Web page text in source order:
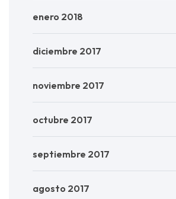
enero 2018
diciembre 2017
noviembre 2017
octubre 2017
septiembre 2017
agosto 2017